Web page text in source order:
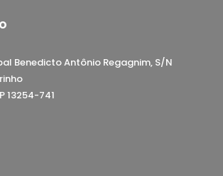
Benedicto Antônio Regagnim, S/N
13254-741